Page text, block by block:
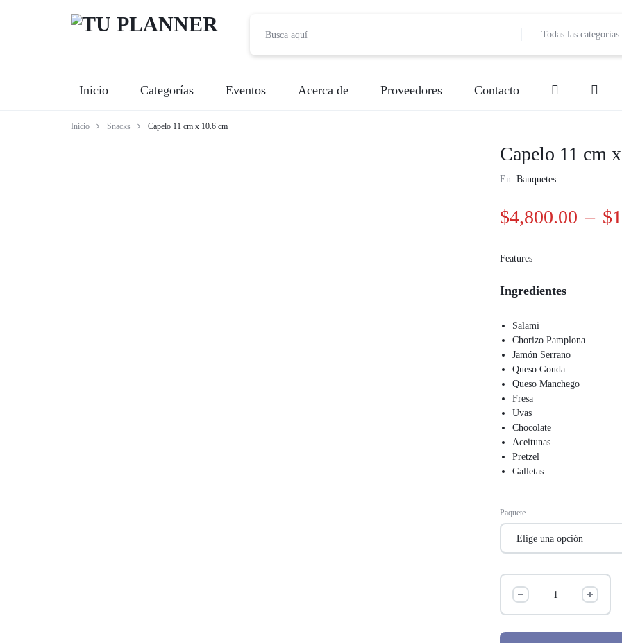
PLANNER
Todas las categorías
Inicio Categorías
Decoración de Evento
Lugar de Evento
Pastelería y
Eventos Acerca de Proveedores
Música
Contacto
Inicio Snacks Capelo 11 cm x 10.6 cm
Capelo 11 cm
En:Banquetes
$4,800.00 – $
Features
Ingredientes
Salami
Chorizo Pamplona
Jamón Serrano
Queso Gouda
Queso Manchego
Fresa
Uvas
Chocolate
Aceitunas
Pretzel
Galletas
Paquete